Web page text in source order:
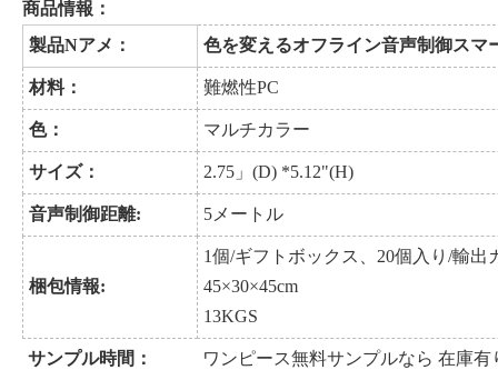
商品情報：
製品Nアメ： 色を変えるオフライン音声制御スマ
材料： 難燃性PC
色： マルチカラー
サイズ： 2.75 」 (D) *5.12"(H)
音声制御距離: 5メートル
梱包情報:
1個/ギフトボックス、20個入り/輸出
45×30×45cm
13KGS
サンプル時間： ワンピース無料サンプルなら 在庫有